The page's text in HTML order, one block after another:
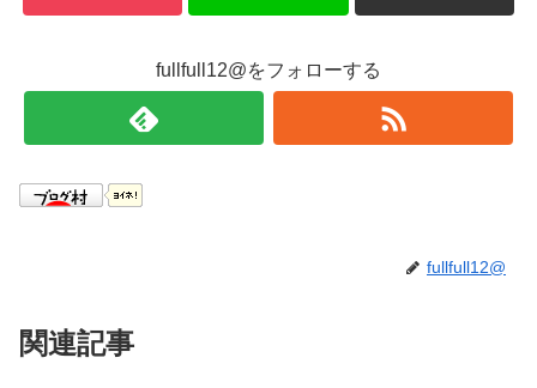
fullfull12@をフォローする
fullfull12@
関連記事